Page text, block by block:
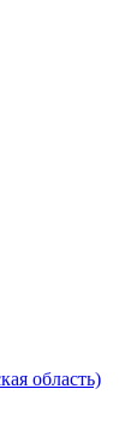
область)